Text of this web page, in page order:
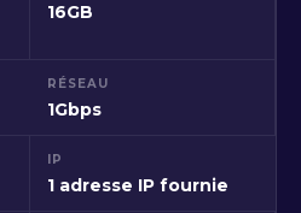
16GB
RÉSEAU
1Gbps
IP
1 adresse IP fournie